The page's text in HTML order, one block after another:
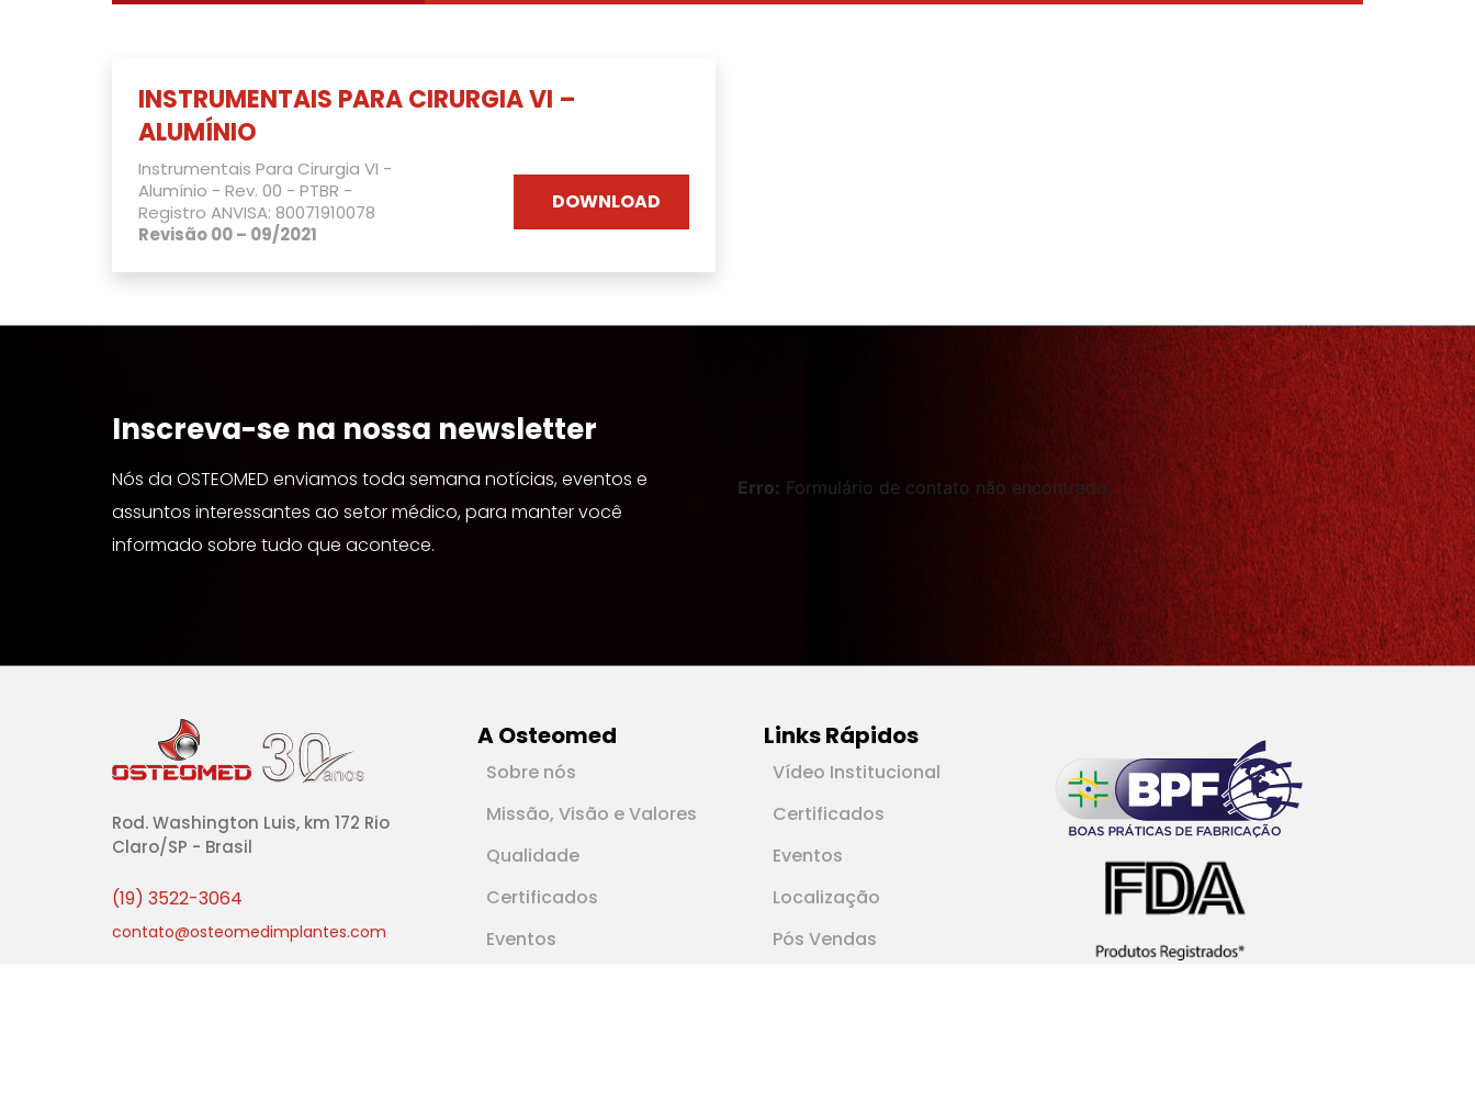
INSTRUMENTAIS PARA CIRURGIA VI –
ALUMÍNIO
Instrumentais Para Cirurgia VI -
Alumínio - Rev. 00 - PTBR -
Registro ANVISA: 80071910078
Revisão 00 – 09/2021
DOWNLOAD
Inscreva-se na nossa newsletter
Nós da OSTEOMED enviamos toda semana notícias, eventos e
assuntos interessantes ao setor médico, para manter você
informado sobre tudo que acontece.
Erro: Formulário de contato não encontrado.
Rod. Washington Luis, km 172 Rio
Claro/SP - Brasil
(19) 3522-3064
contato@osteomedimplantes.com
A Osteomed
Sobre nós
Missão, Visão e Valores
Qualidade
Certificados
Eventos
Links Rápidos
Vídeo Institucional
Certificados
Eventos
Localização
Pós Vendas